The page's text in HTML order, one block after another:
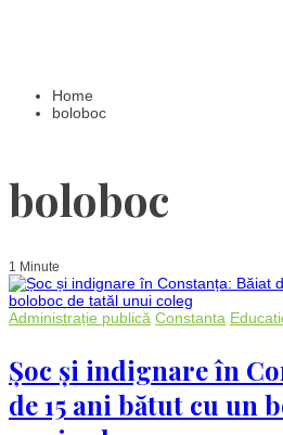
Home
boloboc
boloboc
1 Minute
Administrație publică Constanta
Șoc și indignare în
de 15 ani bătut cu un